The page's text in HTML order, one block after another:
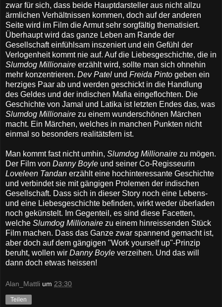
zwar für sich, dass beide Hauptdarsteller aus nicht allzu
ärmlichen Verhältnissen kommen, doch auf der anderen
Seite wird im Film die Armut sehr sorgfältig thematisiert.
Überhaupt wird das ganze Leben am Rande der
Gesellschaft einfühlsam inszeniert und ein Gefühl der
Verlogenheit kommt nie auf. Auf die Liebesgeschichte, die in
Slumdog Millionaire erzählt wird, sollte man sich ohnehin
mehr konzentrieren. Dev Patel und Freida Pinto geben ein
herziges Paar ab und werden geschickt in die Handlung
des Geldes und der indischen Mafia eingeflochten. Die
Geschichte von Jamal und Latika ist letzten Endes das, was
Slumdog Millionaire zu einem wunderschönen Märchen
macht. Ein Märchen, welches in manchen Punkten nicht
einmal so besonders realitätsfern ist.
Man kommt fast nicht umhin, Slumdog Millionaire zu mögen.
Der Film von Danny Boyle und seiner Co-Regisseurin
Loveleen Tandan erzählt eine hochinteressante Geschichte
und verbindet sie mit gängigen Prolemen der indischen
Gesellschaft. Dass sich in dieser Story noch eine Lebens-
und eine Liebesgeschichte befinden, wirkt weder überladen
noch gekünstelt. Im Gegenteil, es sind diese Facetten,
welche Slumdog Millionaire zu einem hinreissenden Stück
Film machen. Dass das Ganze zwar spannend gemacht ist,
aber doch auf dem gängigen "Work yourself up"-Prinzip
beruht, wollen wir Danny Boyle verzeihen. Und das will
dann doch etwas heissen!
Alan_Mattli um 23:30
Teilen